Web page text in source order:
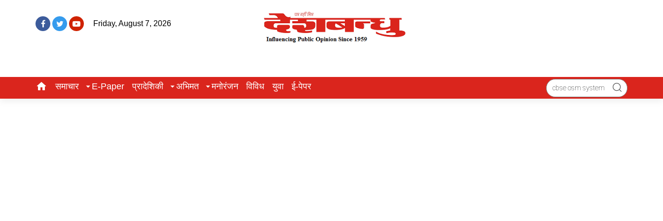
Friday, August 7, 2026
समाचार E-Paper प्रादेशिकी अभिमत मनोरंजन विविध युवा ई-पेपर